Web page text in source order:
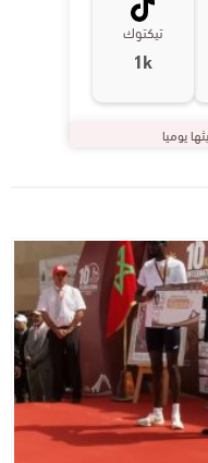
تيكتوك
1k
يوميا